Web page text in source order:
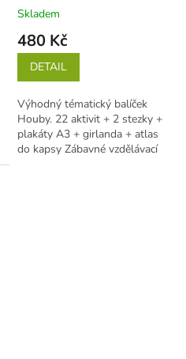
(tiskovina v jednotlivých
Skladem
480 Kč
DETAIL
Výhodný tématický balíček
Houby. 22 aktivit + 2 stezky +
plakáty A3 + girlanda + atlas
do kapsy Zábavné vzdělávací